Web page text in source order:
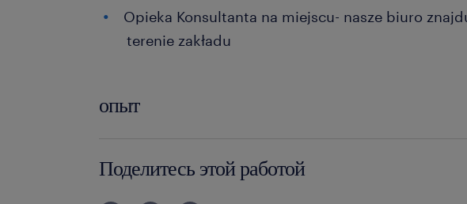
Opieka Konsultanta na miejscu- nasze biuro
terenie zakładu
опыт
Поделитесь этой работой